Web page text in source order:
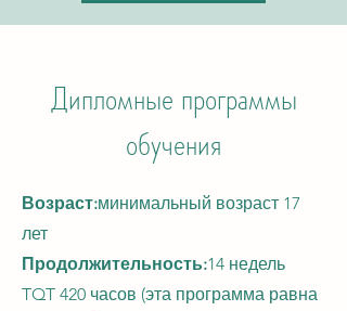
Дипломные программы
обучения
Возраст:минимальный возраст 17
лет
Продолжительность:14 недель
TQT 420 часов (эта программа равна